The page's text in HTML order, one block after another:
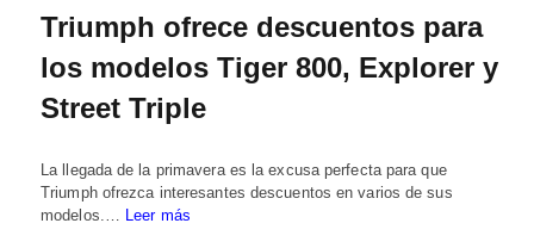
Triumph ofrece descuentos para
los modelos Tiger 800, Explorer y
Street Triple
La llegada de la primavera es la excusa perfecta para que
Triumph ofrezca interesantes descuentos en varios de sus
modelos.… Leer más